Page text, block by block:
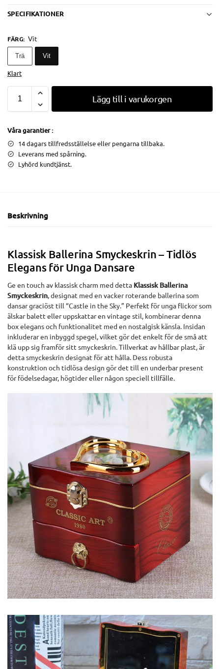
SPECIFIKATIONER
FÄRG: Vit
Trä Vit
Klart
Lägg till i varukorgen
Våra garantier :
14 dagars tillfredsställelse eller pengarna tillbaka.
Leverans med spårning.
Lyhörd kundtjänst.
Beskrivning
Klassisk Ballerina Smyckeskrin – Tidlös
Elegans för Unga Dansare
Ge en touch av klassisk charm med detta Klassisk Ballerina
Smyckeskrin, designat med en vacker roterande ballerina som
dansar graciöst till “Castle in the Sky.” Perfekt för unga flickor som
älskar balett eller uppskattar en vintage stil, kombinerar denna
box elegans och funktionalitet med en nostalgisk känsla. Insidan
inkluderar en inbyggd spegel, vilket gör det enkelt för de små att
klä upp sig framför sitt smyckeskrin. Tillverkat av hållbar plast, är
detta smyckeskrin designat för att hålla. Dess robusta
konstruktion och tidlösa design gör det till en underbar present
för födelsedagar, högtider eller någon speciell tillfälle.